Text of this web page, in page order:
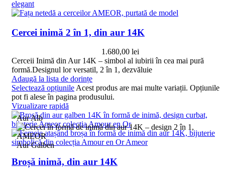
Aur Alb
Aur Galben
Cercei inimă 2 în 1, din aur 14K
1.680,00 lei
Cerceii Inimă din Aur 14K – simbol al iubirii în cea mai pură
formă.Designul lor versatil, 2 în 1, dezvăluie
Adaugă la lista de dorințe
Selectează opțiunile Acest produs are mai multe variații. Opțiunile
pot fi alese în pagina produsului.
Vizualizare rapidă
Broșă inimă, din aur 14K